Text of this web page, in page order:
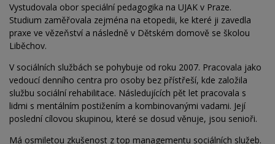
Vystudovala obor speciální pedagogika na UJAK v Praze.
Studium zaměřovala zejména na etopedii, ke které ji zavedla
praxe ve vězeňství a následně v Dětském domově se školou
Liběchov.
V sociálních službách se pohybuje od roku 2007. Pracovala jako
vedoucí denního centra pro osoby bez přístřeší, kde založila
službu sociální rehabilitace. Následujících pět let pracovala s
lidmi s mentálním postižením a kombinovanými vadami. Její
poslední cílovou skupinou, které se dosud věnuje, jsou senioři.
Má osmiletou zkušenost z top managementu sociálních služeb.